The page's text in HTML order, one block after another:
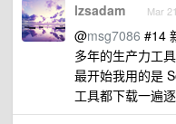
lzsadam Mar
@msg7086 #14
多年的生产力工
最开始我用的是
工具都下载一遍